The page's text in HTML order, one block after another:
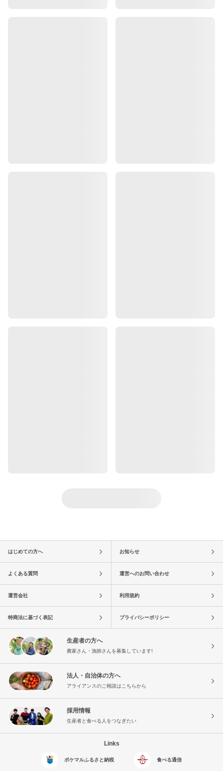
はじめての方へ お知らせ
よくある質問 運営へのお問い合わせ
運営会社 利用規約
特商法に基づく表記 プライバシーポリシー
生産者の方へ
農家さん・漁師さんを募集しています!
法人・自治体の方へ
アライアンスのご相談はこちらから
採用情報
生産者と食べる人をつなぎたい
Links
ポケマルふるさと納税 食べる通信